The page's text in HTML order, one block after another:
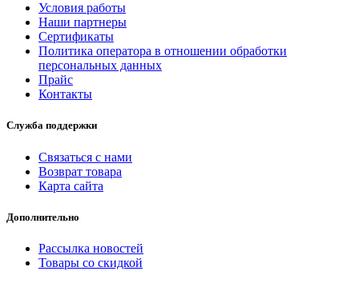
Условия работы
Наши партнеры
Сертификаты
Политика оператора в отношении обработки
персональных данных
Прайс
Контакты
Служба поддержки
Связаться с нами
Возврат товара
Карта сайта
Дополнительно
Рассылка новостей
Товары со скидкой